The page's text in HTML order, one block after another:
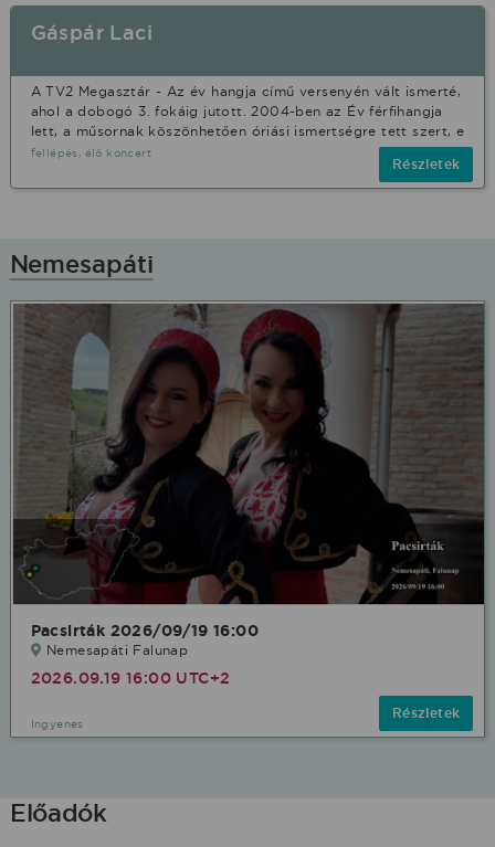
Gáspár Laci
A TV2 Megasztár - Az év hangja című versenyén vált ismerté,
ahol a dobogó 3. fokáig jutott. 2004-ben az Év férfihangja
lett, a műsornak köszönhetően óriási ismertségre tett szert, e
fellépés, élő koncert
Részletek
Nemesapáti
Pacsirták 2026/09/19 16:00
Nemesapáti Falunap
2026.09.19 16:00 UTC+2
Ingyenes
Részletek
Előadók